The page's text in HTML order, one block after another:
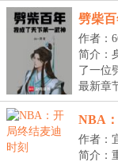
劈柴
作者：
简介：
了一位
劈...
最新章
NBA
作者：
简介：